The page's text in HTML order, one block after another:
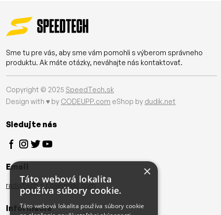
Sme tu pre vás, aby sme vám pomohli s výberom správneho
produktu. Ak máte otázky, neváhajte nás kontaktovať.
Copyright © 2025 SpeedTech.sk
Design with ♥ by CODEUPP.com eShop by dudik.net
Sledujte nás
Email
radoltech.s.r.o@gmail.com
Informácie
×
Táto webová lokalita
používa súbory cookie.
Táto webová lokalita používa súbory cookie